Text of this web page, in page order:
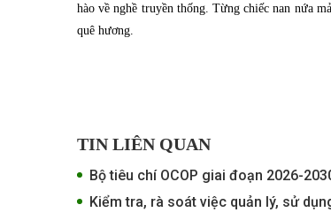
hào về nghề truyền thống. Từng chiếc nan nứa
quê hương.
TIN LIÊN QUAN
Bộ tiêu chí OCOP giai đoạn 2026-
Kiểm tra, rà soát việc quản lý, sử